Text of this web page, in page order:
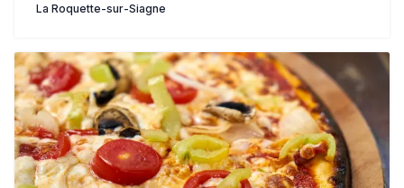
La Roquette-sur-Siagne